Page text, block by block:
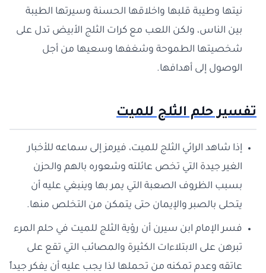
نيتها وطيبة قلبها واخلاقها الحسنة وسيرتها الطيبة
بين الناس، ولكن اللعب مع كرات الثلج الأبيض تدل على
شخصيتها الطموحة وشغفها وسعيها من أجل
الوصول إلى أهدافها.
تفسير حلم الثلج للميت
إذا شاهد الرائي الثلج للميت، فيرمز إلى سماعه للأخبار
الغير جيدة التي تخص عائلته وشعوره بالهم والحزن
بسبب الظروف الصعبة التي يمر بها وينبغي عليه أن
يتحلى بالصبر والإيمان حتى يتمكن من التخلص منها.
فسر الإمام ابن سيرن أن رؤية الثلج للميت في حلم المرء
تبرهن على الابتلاءات الكثيرة والمصائب التي تقع على
عاتقه وعدم تمكنه من تحملها لذا يجب عليه أن يفكر جيداً